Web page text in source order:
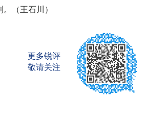
（王石川）
更多锐评
敬请关注